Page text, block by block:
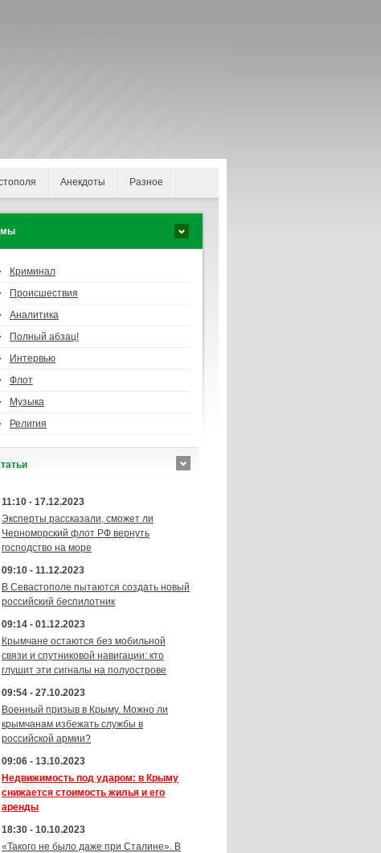
Анекдоты Разное
Криминал
Происшествия
Аналитика
Полный абзац!
Интервью
Флот
Музыка
Религия
11:10 - 17.12.2023
Эксперты рассказали, сможет ли
Черноморский флот РФ вернуть
господство на море
09:10 - 11.12.2023
В Севастополе пытаются создать новый
российский беспилотник
09:14 - 01.12.2023
Крымчане остаются без мобильной
связи и спутниковой навигации: кто
глушит эти сигналы на полуострове
09:54 - 27.10.2023
Военный призыв в Крыму. Можно ли
крымчанам избежать службы в
российской армии?
09:06 - 13.10.2023
Недвижимость под ударом: в Крыму
снижается стоимость жилья и его
аренды
18:30 - 10.10.2023
«Такого не было даже при Сталине». В